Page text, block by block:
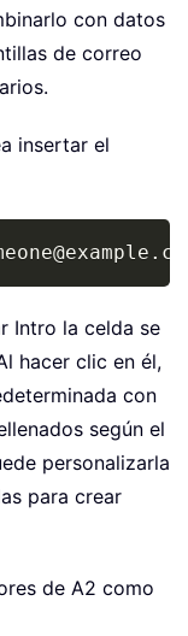
con datos
de correo
insertar el
Copy
Intro la celda se
hacer clic en él,
con
según el
personalizarla
para crear
de A2 como